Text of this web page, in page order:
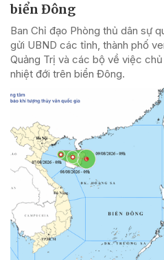
biển Đông
Ban Chỉ đạo Phòng thủ dân sự
gửi UBND các tỉnh, thành phố
Quảng Trị và các bộ về việc
nhiệt đới trên biển Đông.